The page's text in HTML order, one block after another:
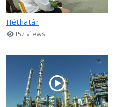
Héthatár
152 views